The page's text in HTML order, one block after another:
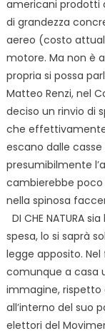
americani prodotti
di grandezza
aereo (costo
motore. Ma non è
propria si possa
Matteo Renzi, nel
deciso un rinvio di
che effettivamente
escano dalle
presumibilmente
cambierebbe
nella spinosa
DI CHE NATURA
spesa, lo si saprà
legge apposito.
comunque a casa
immagine, rispetto
all’interno del suo
elettori del